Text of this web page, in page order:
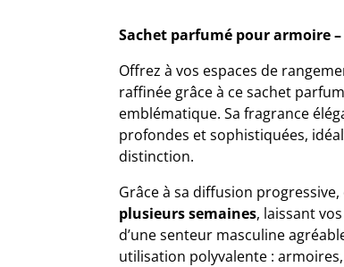
Sachet parfumé pour armoire
Offrez à vos espaces de
raffinée grâce à ce sachet
emblématique. Sa fragrance
profondes et sophistiquées,
distinction.
Grâce à sa diffusion
plusieurs semaines, laissant
d’une senteur masculine
utilisation polyvalente :